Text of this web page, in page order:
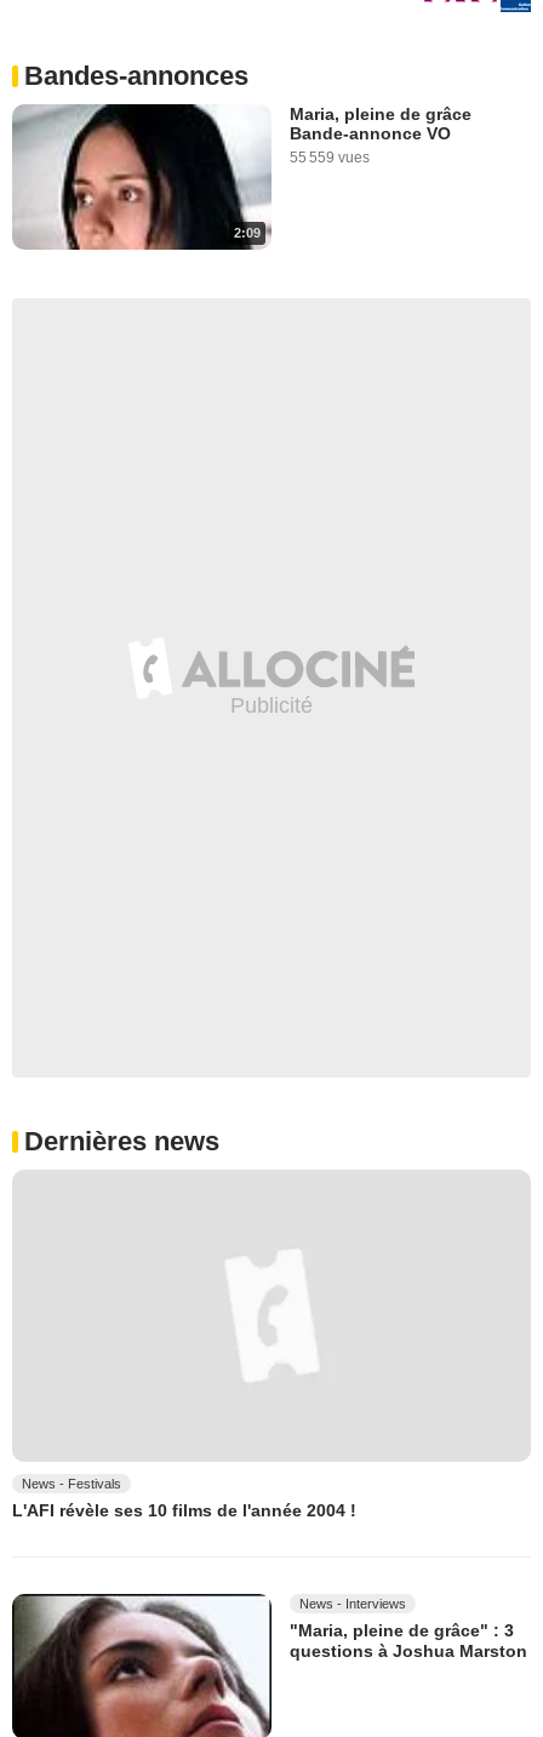
Bandes-annonces
2:09
Maria, pleine de grâce
Bande-annonce VO
55 559 vues
Dernières news
News - Festivals
L'AFI révèle ses 10 films de l'année 2004 !
News - Interviews
"Maria, pleine de grâce" : 3
questions à Joshua Marston